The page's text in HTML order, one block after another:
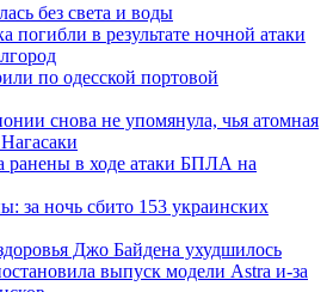
без света и воды
погибли в результате ночной атаки
по одесской портовой
снова не упомянула, чья атомная
ранены в ходе атаки БПЛА на
за ночь сбито 153 украинских
Джо Байдена ухудшилось
выпуск модели Astra и-за